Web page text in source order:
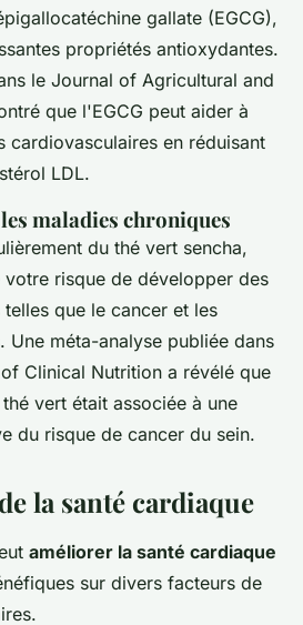
gallate (EGCG),
propriétés antioxydantes.
le Journal of Agricultural and
que l'EGCG peut aider à
cardiovasculaires en réduisant
LDL.
maladies chroniques
du thé vert sencha,
risque de développer des
que le cancer et les
Une méta-analyse publiée dans
Clinical Nutrition a révélé que
vert était associée à une
du risque de cancer du sein.
la santé cardiaque
améliorer la santé cardiaque
sur divers facteurs de